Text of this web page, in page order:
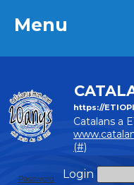
Menu
https://
Catalans a
(#)
Login
Password
Menu